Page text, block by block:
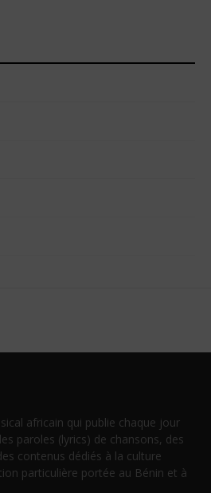
africain qui publie chaque jour
paroles (lyrics) de chansons, des
contenus dédiés à la culture
particulière portée au Bénin et à